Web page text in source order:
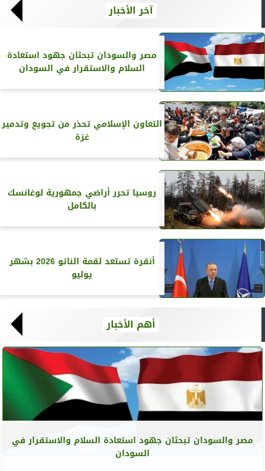
آخر الأخبار
مصر والسودان تبحثان جهود استعادة
السلام والاستقرار في السودان
التعاون الإسلامي تحذر من تجويع وتدمير
غزة
روسيا تحرر أراضي جمهورية لوغانسك
بالكامل
أنقرة تستعد لقمة الناتو 2026 بشهر
يوليو
أهم الأخبار
مصر والسودان تبحثان جهود استعادة السلام والاستقرار في
السودان